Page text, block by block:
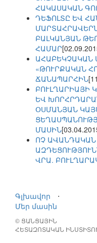
ՀԱԿԱՍԱԿԱՆ
ԴԵՖՈԼՏԸ ԵՎ
ԲԱԼԿԱՆՅԱՆ
ՀԱՄԱՐ
ԱՀԱԲԵԿՉԱԿԱՆ
«ԹՈՒՐՔԱԿԱՆ
ՃԱՆԱՊԱՐՀԻՆ
ԲՈՒԼՂԱՐԻԱՅԻ
ԵՎ
ՕՍՄԱՆՅԱՆ
ՄԱՍԻՆ
ՈՉ
ՎՐԱ.
Գլխավոր
⋅
Մեր մասին
© ՑԱՆՑԱՅԻՆ
ՀԵՏԱԶՈՏԱԿԱՆ